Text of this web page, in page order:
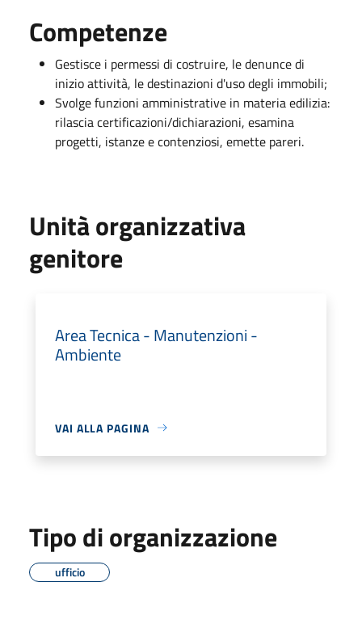
Competenze
Gestisce i permessi di costruire, le denunce di
inizio attività, le destinazioni d'uso degli immobili;
Svolge funzioni amministrative in materia edilizia:
rilascia certificazioni/dichiarazioni, esamina
progetti, istanze e contenziosi, emette pareri.
Unità organizzativa
genitore
Area Tecnica - Manutenzioni -
Ambiente
VAI ALLA PAGINA
Tipo di organizzazione
ufficio